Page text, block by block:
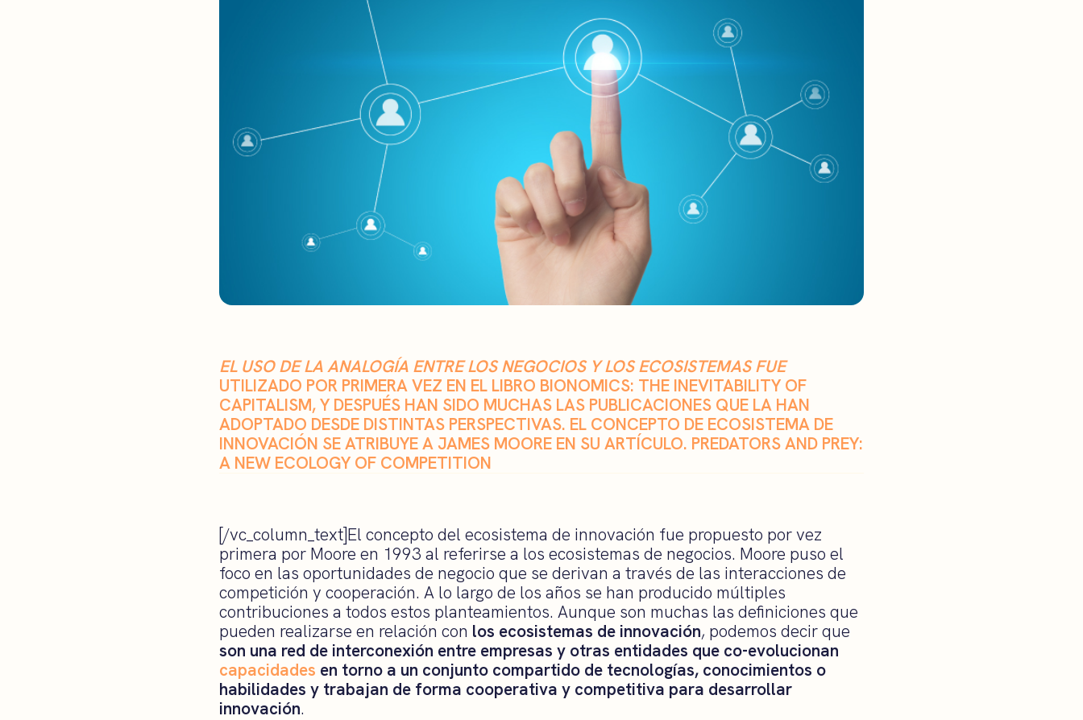
EL USO DE LA ANALOGÍA ENTRE LOS NEGOCIOS Y LOS ECOSISTEMAS FUE
UTILIZADO POR PRIMERA VEZ EN EL LIBRO BIONOMICS: THE INEVITABILITY OF
CAPITALISM, Y DESPUÉS HAN SIDO MUCHAS LAS PUBLICACIONES QUE LA HAN
ADOPTADO DESDE DISTINTAS PERSPECTIVAS. EL CONCEPTO DE ECOSISTEMA DE
INNOVACIÓN SE ATRIBUYE A JAMES MOORE EN SU ARTÍCULO. PREDATORS AND PREY:
A NEW ECOLOGY OF COMPETITION
[/vc_column_text]El concepto del ecosistema de innovación fue propuesto por vez
primera por Moore en 1993 al referirse a los ecosistemas de negocios. Moore puso el
foco en las oportunidades de negocio que se derivan a través de las interacciones de
competición y cooperación. A lo largo de los años se han producido múltiples
contribuciones a todos estos planteamientos. Aunque son muchas las definiciones que
pueden realizarse en relación con los ecosistemas de innovación, podemos decir que
son una red de interconexión entre empresas y otras entidades que co-evolucionan
capacidades en torno a un conjunto compartido de tecnologías, conocimientos o
habilidades y trabajan de forma cooperativa y competitiva para desarrollar
innovación.